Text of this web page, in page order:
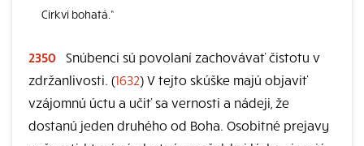
Cirkvi bohatá.“
2350 Snúbenci sú povolaní zachovávať čistotu v
zdržanlivosti. (1632) V tejto skúške majú objaviť
vzájomnú úctu a učiť sa vernosti a nádeji, že
dostanú jeden druhého od Boha. Osobitné prejavy